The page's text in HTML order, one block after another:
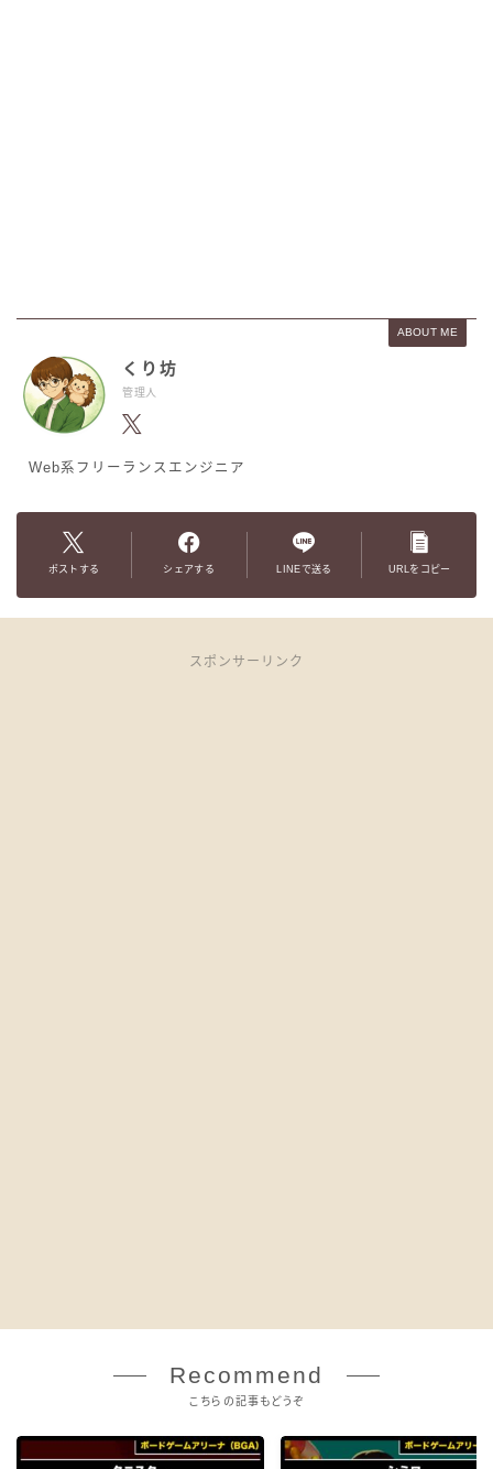
ABOUT ME
くり坊
管理人
Web系フリーランスエンジニア
ポストする シェアする LINEで送る URLをコピー
スポンサーリンク
Recommend
こちらの記事もどうぞ